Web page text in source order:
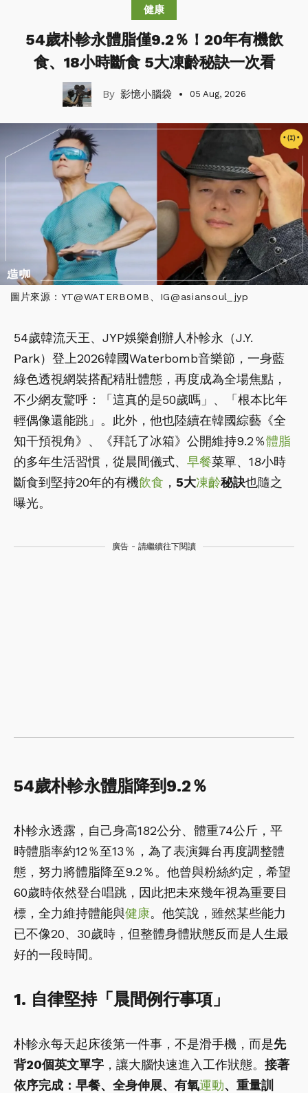
健康
54歲朴軫永體脂僅9.2％！20年有機飲
食、18小時斷食 5大凍齡秘訣一次看
影憶小腦袋 05 Aug, 2026
圖片來源：YT@WATERBOMB、IG@asiansoul_jyp
54歲韓流天王、JYP娛樂創辦人朴軫永（J.Y.
Park）登上2026韓國Waterbomb音樂節，一身藍
綠色透視網裝搭配精壯體態，再度成為全場焦點，
不少網友驚呼：「這真的是50歲嗎」、「根本比年
輕偶像還能跳」。此外，他也陸續在韓國綜藝《全
知干預視角》、《拜託了冰箱》公開維持9.2％體脂
的多年生活習慣，從晨間儀式、 早餐菜單、18小時
斷食到堅持20年的有機飲食 ， 5大凍齡秘訣也隨之
曝光。
廣告 - 請繼續往下閱讀
54歲朴軫永體脂降到9.2％
朴軫永透露，自己身高182公分、體重74公斤，平
時體脂率約12％至13％，為了表演舞台再度調整體
態，努力將體脂降至9.2％。他曾與粉絲約定，希望
60歲時依然登台唱跳，因此把未來幾年視為重要目
標，全力維持體能與健康。他笑說，雖然某些能力
已不像20、30歲時，但整體身體狀態反而是人生最
好的一段時間。
1. 自律堅持「晨間例行事項」
朴軫永每天起床後第一件事，不是滑手機，而是先
背20個英文單字 ，讓大腦快速進入工作狀態。 接著
依序完成：早餐、全身伸展、有氧運動、重量訓